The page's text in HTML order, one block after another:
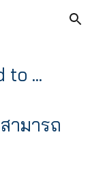
Skip to navigation
to ...
ามารถ